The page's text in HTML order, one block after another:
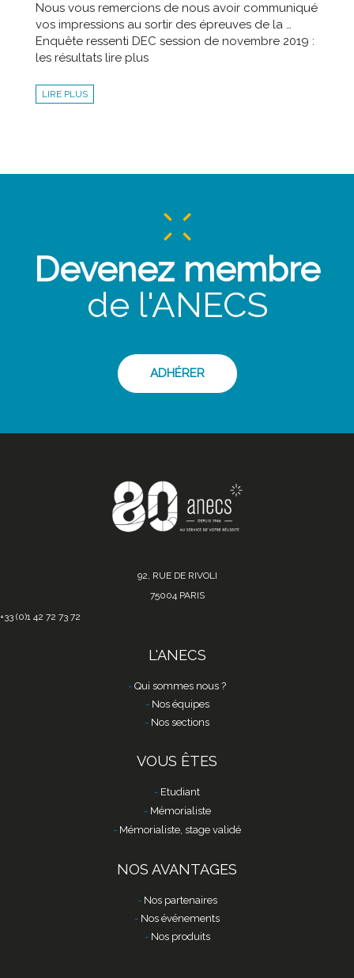
Nous vous remercions de nous avoir communiqué
vos impressions au sortir des épreuves de la …
Enquête ressenti DEC session de novembre 2019 :
les résultats lire plus
LIRE PLUS
Devenez membre
de l'ANECS
ADHÉRER
92, RUE DE RIVOLI
75004 PARIS
+33 (0)1 42 72 73 72
L'ANECS
Qui sommes nous ?
Nos équipes
Nos sections
VOUS ÊTES
Etudiant
Mémorialiste
Mémorialiste, stage validé
NOS AVANTAGES
Nos partenaires
Nos événements
Nos produits